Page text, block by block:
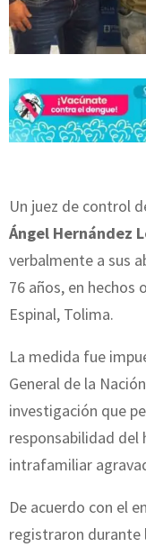
Un juez de control
Ángel Hernández
verbalmente a sus
76 años, en hechos
Espinal, Tolima.
La medida fue
General de la
investigación que
responsabilidad del
intrafamiliar
De acuerdo con el
registraron durante